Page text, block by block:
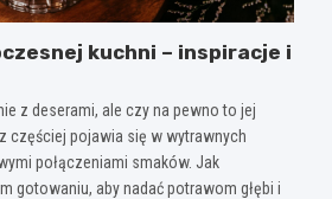
kuchni – inspiracje i
z deserami, ale czy na pewno to jej
częściej pojawia się w wytrawnych
połączeniami smaków. Jak
gotowaniu, aby nadać potrawom głębi i